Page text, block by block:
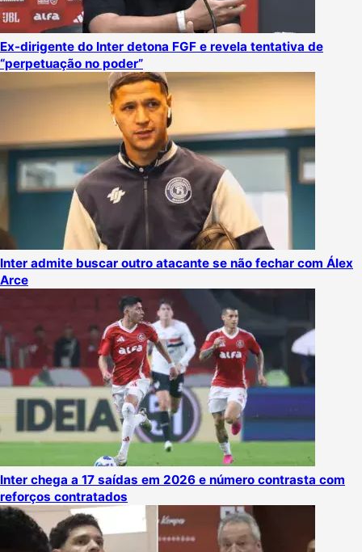
Ex-dirigente do Inter detona FGF e revela tentativa de
“perpetuação no poder”
Inter admite buscar outro atacante se não fechar com Álex
Arce
Inter chega a 17 saídas em 2026 e número contrasta com
reforços contratados